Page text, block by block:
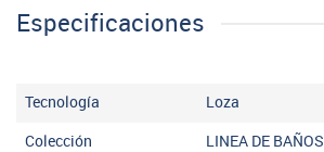
Especificaciones
Tecnología Loza
Colección LINEA DE BAÑOS